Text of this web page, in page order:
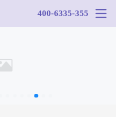
400-6335-355